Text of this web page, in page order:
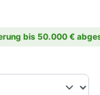
bis 50.000 €